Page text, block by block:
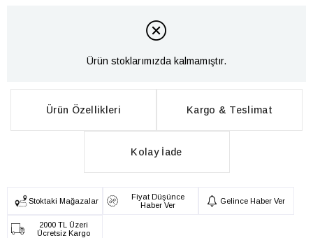
Ürün stoklarımızda kalmamıştır.
Ürün Özellikleri Kargo & Teslimat
Kolay İade
Stoktaki Mağazalar
Fiyat Düşünce
Haber Ver
Gelince Haber Ver
2000 TL Üzeri
Ücretsiz Kargo